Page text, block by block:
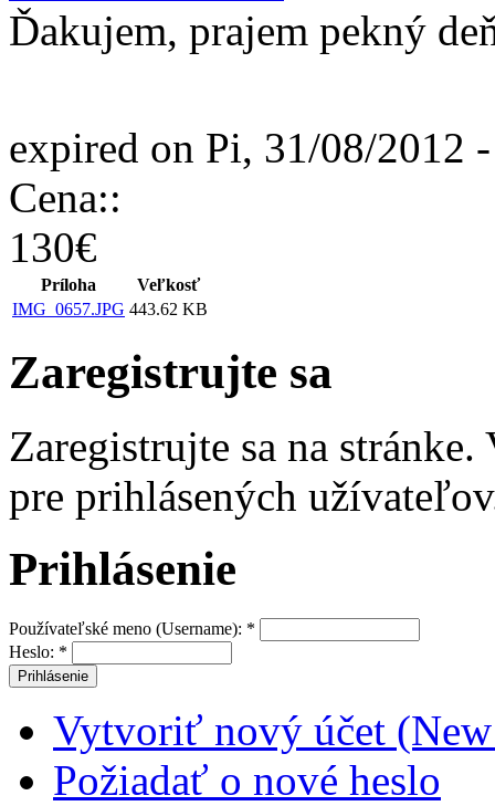
Ďakujem, prajem pekný
expired on Pi, 31/08/2012
Cena::
130€
Príloha
Veľkosť
IMG_0657.JPG 443.62 KB
Zaregistrujte sa
Zaregistrujte sa na
pre prihlásených
Prihlásenie
Používateľské meno (Username): *
Heslo: *
Vytvoriť nový účet
Požiadať o nové heslo